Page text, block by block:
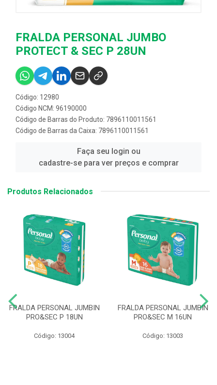
FRALDA PERSONAL JUMBO
PROTECT & SEC P 28UN
Código: 12980
Código NCM: 96190000
Código de Barras do Produto: 7896110011561
Código de Barras da Caixa: 7896110011561
Faça seu login ou
cadastre-se para ver preços e comprar
Produtos Relacionados
FRALDA PERSONAL JUMBIN
PRO&SEC P 18UN
Código: 13004
FRALDA PERSONAL JUMBIN
PRO&SEC M 16UN
Código: 13003